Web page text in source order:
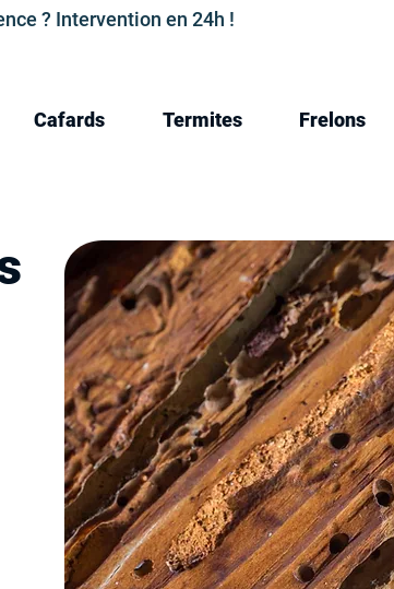
? Intervention en 24h !
Cafards Termites Frelons